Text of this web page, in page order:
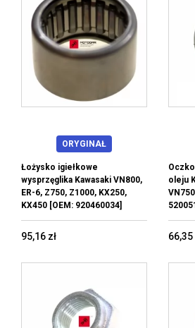
ORYGINAŁ
Łożysko igiełkowe
wysprzęglika Kawasaki VN800,
ER-6, Z750, Z1000, KX250,
KX450 [OEM: 920460034]
95,16 zł
oleju
66,35